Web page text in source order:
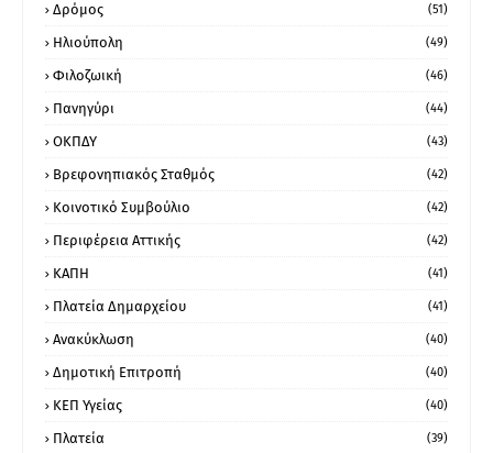
Δρόμος (51)
Ηλιούπολη (49)
Φιλοζωική (46)
Πανηγύρι (44)
ΟΚΠΔΥ (43)
Βρεφονηπιακός Σταθμός (42)
Κοινοτικό Συμβούλιο (42)
Περιφέρεια Αττικής (42)
ΚΑΠΗ (41)
Πλατεία Δημαρχείου (41)
Ανακύκλωση (40)
Δημοτική Επιτροπή (40)
ΚΕΠ Υγείας (40)
Πλατεία (39)